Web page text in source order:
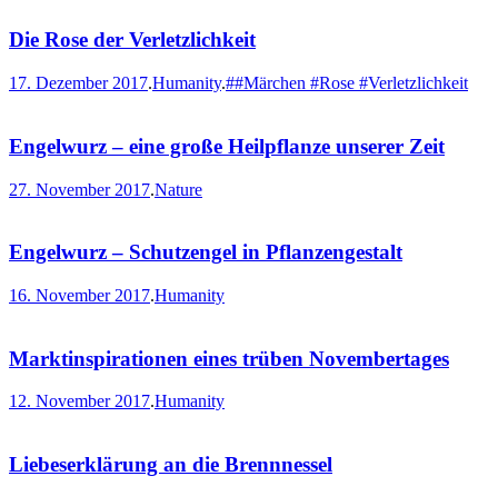
Die Rose der Verletzlichkeit
17. Dezember 2017.Humanity.##Märchen #Rose #Verletzlichkeit
Engelwurz – eine große Heilpflanze unserer Zeit
27. November 2017.Nature
Engelwurz – Schutzengel in Pflanzengestalt
16. November 2017.Humanity
Marktinspirationen eines trüben Novembertages
12. November 2017.Humanity
Liebeserklärung an die Brennnessel